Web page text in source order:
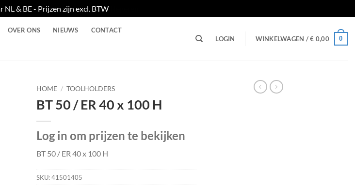
NL & BE - Prijzen zijn excl. BTW
OVER ONS NIEUWS CONTACT
LOGIN WINKELWAGEN /€ 0,00 0
HOME / TOOLHOLDERS
BT 50 / ER 40 x 100 H
Log in om prijzen te bekijken
BT 50 / ER 40 x 100 H
SKU:41501405